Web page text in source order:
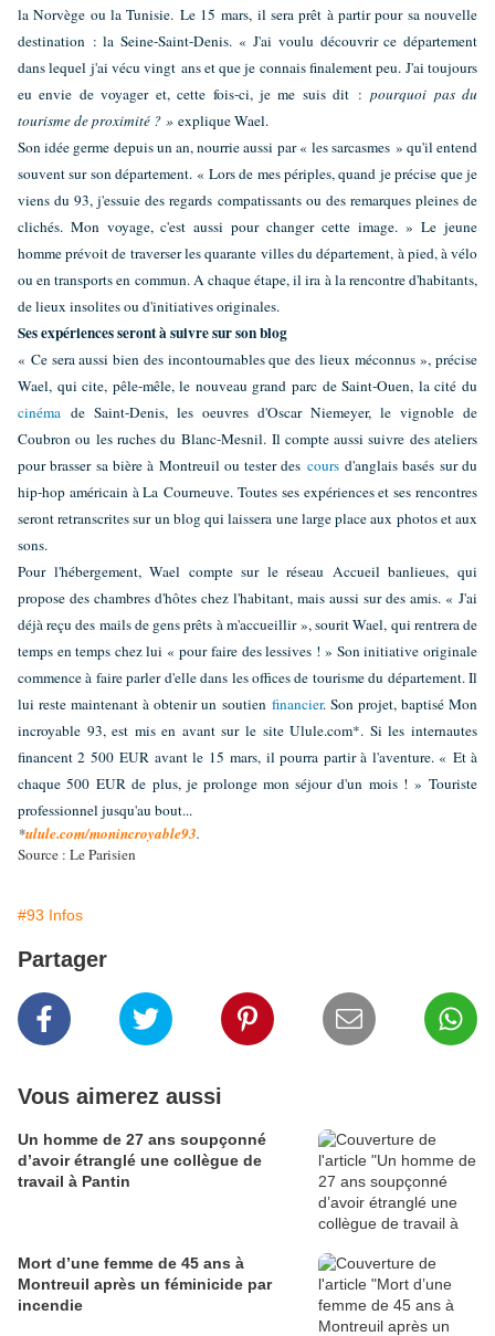
la Norvège ou la Tunisie. Le 15 mars, il sera prêt à partir pour sa nouvelle
destination : la Seine-Saint-Denis. « J'ai voulu découvrir ce département
dans lequel j'ai vécu vingt ans et que je connais finalement peu. J'ai toujours
eu envie de voyager et, cette fois-ci, je me suis dit :pourquoi pas du
tourisme de proximité ? » explique Wael.
Son idée germe depuis un an, nourrie aussi par « les sarcasmes » qu'il entend
souvent sur son département. « Lors de mes périples, quand je précise que je
viens du 93, j'essuie des regards compatissants ou des remarques pleines de
clichés. Mon voyage, c'est aussi pour changer cette image. » Le jeune
homme prévoit de traverser les quarante villes du département, à pied, à vélo
ou en transports en commun. A chaque étape, il ira à la rencontre d'habitants,
de lieux insolites ou d'initiatives originales.
Ses expériences seront à suivre sur son blog
« Ce sera aussi bien des incontournables que des lieux méconnus », précise
Wael, qui cite, pêle-mêle, le nouveau grand parc de Saint-Ouen, la cité du
cinéma de Saint-Denis, les oeuvres d'Oscar Niemeyer, le vignoble de
Coubron ou les ruches du Blanc-Mesnil. Il compte aussi suivre des ateliers
pour brasser sa bière à Montreuil ou tester des coursd'anglais basés sur du
hip-hop américain à La Courneuve. Toutes ses expériences et ses rencontres
seront retranscrites sur un blog qui laissera une large place aux photos et aux
sons.
Pour l'hébergement, Wael compte sur le réseau Accueil banlieues, qui
propose des chambres d'hôtes chez l'habitant, mais aussi sur des amis. « J'ai
déjà reçu des mails de gens prêts à m'accueillir », sourit Wael, qui rentrera de
temps en temps chez lui « pour faire des lessives ! » Son initiative originale
commence à faire parler d'elle dans les offices de tourisme du département. Il
lui reste maintenant à obtenir un soutien financier. Son projet, baptisé Mon
incroyable 93, est mis en avant sur le site Ulule.com*. Si les internautes
financent 2 500 EUR avant le 15 mars, il pourra partir à l'aventure. « Et à
chaque 500 EUR de plus, je prolonge mon séjour d'un mois ! » Touriste
professionnel jusqu'au bout...
*ulule.com/monincroyable93.
Source : Le Parisien
#93 Infos
Partager
Vous aimerez aussi
Un homme de 27 ans soupçonné
d’avoir étranglé une collègue de
travail à Pantin
Mort d’une femme de 45 ans à
Montreuil après un féminicide par
incendie